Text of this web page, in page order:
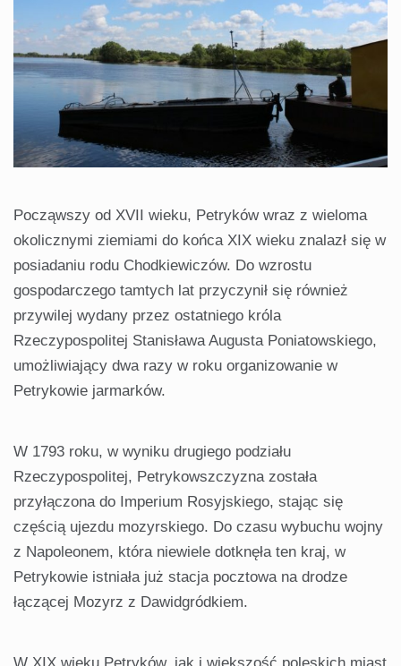
Począwszy od XVII wieku, Petryków wraz z wieloma
okolicznymi ziemiami do końca XIX wieku znalazł się w
posiadaniu rodu Chodkiewiczów. Do wzrostu
gospodarczego tamtych lat przyczynił się również
przywilej wydany przez ostatniego króla
Rzeczypospolitej Stanisława Augusta Poniatowskiego,
umożliwiający dwa razy w roku organizowanie w
Petrykowie jarmarków.
W 1793 roku, w wyniku drugiego podziału
Rzeczypospolitej, Petrykowszczyzna została
przyłączona do Imperium Rosyjskiego, stając się
częścią ujezdu mozyrskiego. Do czasu wybuchu wojny
z Napoleonem, która niewiele dotknęła ten kraj, w
Petrykowie istniała już stacja pocztowa na drodze
łączącej Mozyrz z Dawidgródkiem.
W XIX wieku Petryków, jak i większość poleskich miast